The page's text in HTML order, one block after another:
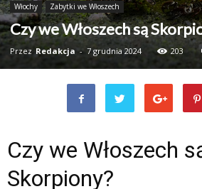
Włochy Zabytki we Włoszech
Czy we Włoszech są
Przez Redakcja - 7 grudnia 2024 203
Czy we Włoszech
Skorpiony?